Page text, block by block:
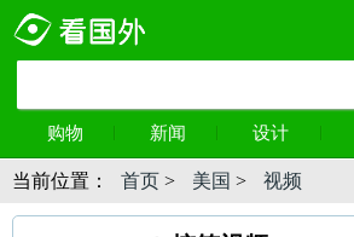
购物 新闻 设计
当前位置： 首页 > 美国 > 视频